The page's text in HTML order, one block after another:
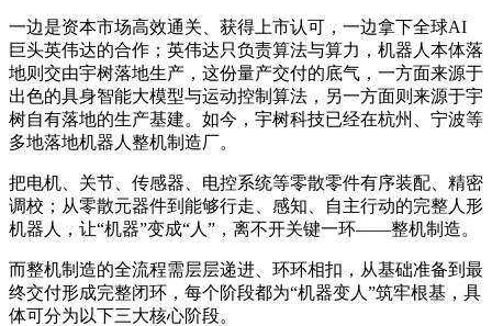
一边是资本市场高效通关、获得上市认可，一边拿下全球AI
巨头英伟达的合作；英伟达只负责算法与算力，机器人本体落
地则交由宇树落地生产，这份量产交付的底气，一方面来源于
出色的具身智能大模型与运动控制算法，另一方面则来源于宇
树自有落地的生产基建。如今，宇树科技已经在杭州、宁波等
多地落地机器人整机制造厂。
把电机、关节、传感器、电控系统等零散零件有序装配、精密
调校；从零散元器件到能够行走、感知、自主行动的完整人形
机器人，让“机器”变成“人”，离不开关键一环——整机制造。
而整机制造的全流程需层层递进、环环相扣，从基础准备到最
终交付形成完整闭环，每个阶段都为“机器变人”筑牢根基，具
体可分为以下三大核心阶段。